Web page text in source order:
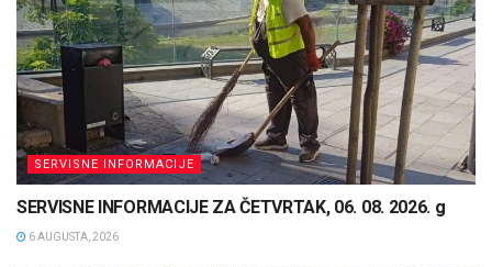
SERVISNE INFORMACIJE
SERVISNE INFORMACIJE ZA ČETVRTAK, 06. 08. 2026. g
6 AUGUSTA, 2026